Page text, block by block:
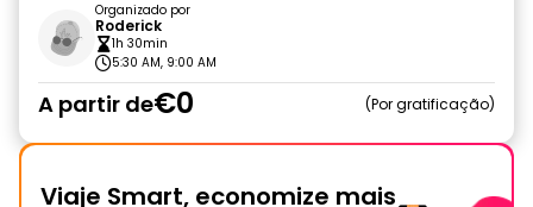
Organizado por
Roderick
1h 30min
5:30 AM, 9:00 AM
A partir de€0 Por gratificação
Viaje Smart, economize mais